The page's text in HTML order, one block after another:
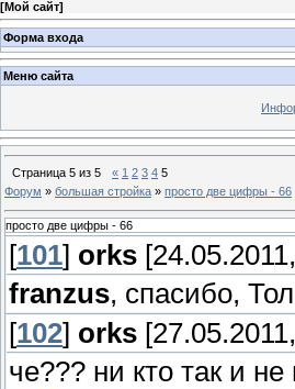
[Мой сайт]
Форма входа
Меню сайта
Страница 5 из 5 « 1 2 3 4 5
Форум » большая стройка » просто две цифры - 66
просто две цифры - 66
[101] orks
franzus, спасибо,
[102] orks
че??? ни кто так и